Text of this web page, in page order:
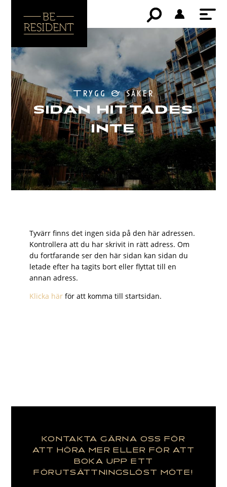
Trygg & säker
SIDAN HITTADES
INTE
Tyvärr finns det ingen sida på den här adressen.
Kontrollera att du har skrivit in rätt adress. Om
du fortfarande ser den här sidan kan sidan du
letade efter ha tagits bort eller flyttat till en
annan adress.
Klicka här för att komma till startsidan.
KONTAKTA GÄRNA OSS FÖR
ATT HÖRA MER ELLER FÖR ATT
BOKA UPP ETT
FÖRUTSÄTTNINGSLÖST MÖTE!